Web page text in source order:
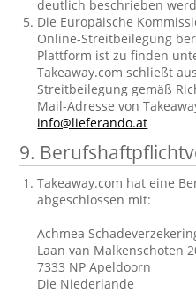
deutlich beschrieben
Die Europäische
Online-Streitbeilegung
Plattform ist zu finden
Takeaway.com schließt
Streitbeilegung gemäß
Mail-Adresse von
info@lieferando.at
9.
Takeaway.com hat eine
abgeschlossen mit:
Achmea
Laan van Malkenschoten
7333 NP Apeldoorn
Die Niederlande